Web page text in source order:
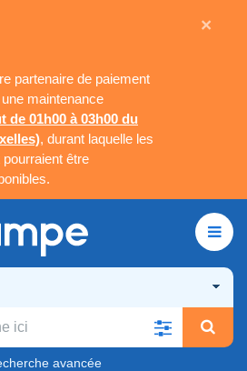
partenaire de paiement
maintenance
de 01h00 à 03h00 du
, durant laquelle les
être
×
avancée